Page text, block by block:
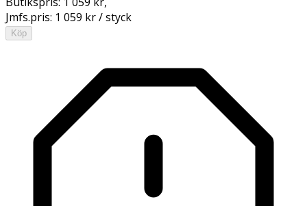
Jmfs.pris: 1 059 kr / styck
Köp